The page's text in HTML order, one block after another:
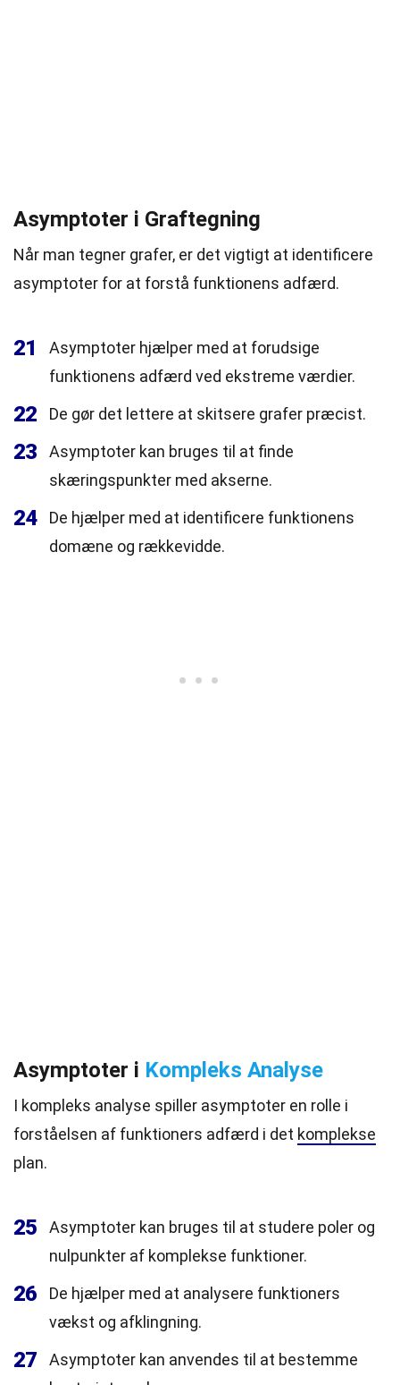
Asymptoter i Graftegning
Når man tegner grafer, er det vigtigt at identificere
asymptoter for at forstå funktionens adfærd.
21
Asymptoter hjælper med at forudsige
funktionens adfærd ved ekstreme værdier.
22 De gør det lettere at skitsere grafer præcist.
23
Asymptoter kan bruges til at finde
skæringspunkter med akserne.
24
De hjælper med at identificere funktionens
domæne og rækkevidde.
Asymptoter i Kompleks Analyse
I kompleks analyse spiller asymptoter en rolle i
forståelsen af funktioners adfærd i det komplekse
plan.
25
Asymptoter kan bruges til at studere poler og
nulpunkter af komplekse funktioner.
26
De hjælper med at analysere funktioners
vækst og afklingning.
27
Asymptoter kan anvendes til at bestemme